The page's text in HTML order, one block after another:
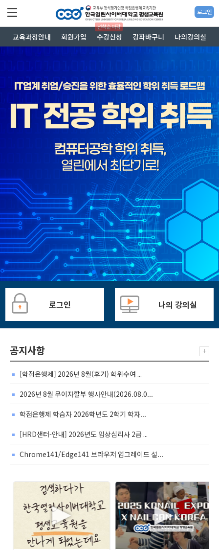
로그인
교육과정안내 회원가입
선착순 마감
수강신청 강좌바구니 나의강의실
로그인 나의 강의실
공지사항 +
[학점은행제] 2026년 8월(후기) 학위수여 ...
2026년 8월 무이자할부 행사안내(2026.08.0...
학점은행제 학습자 2026학년도 2학기 학자...
[HRD샌터-안내] 2026년도 임상심리사 2급 ...
Chrome141/Edge141 브라우저 업그레이드 설...